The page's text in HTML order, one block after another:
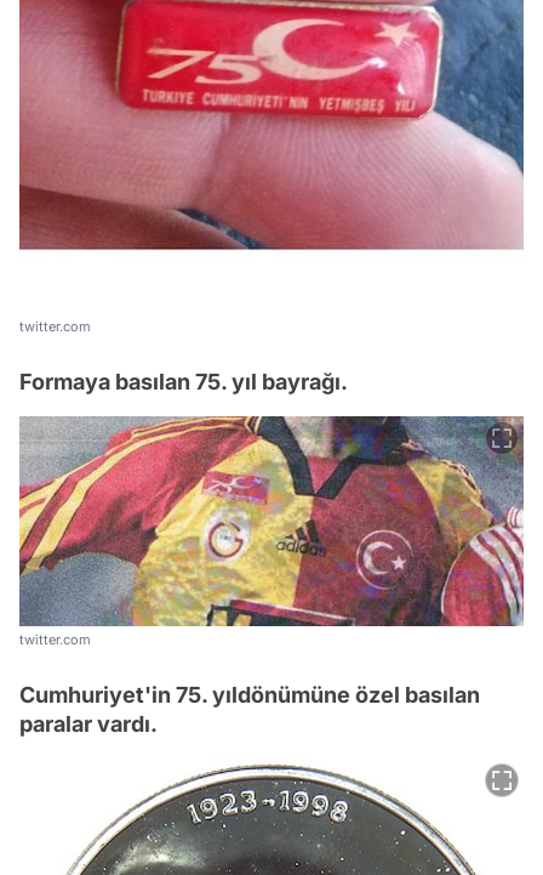
twitter.com
Formaya basılan 75. yıl bayrağı.
twitter.com
Cumhuriyet'in 75. yıldönümüne özel basılan
paralar vardı.